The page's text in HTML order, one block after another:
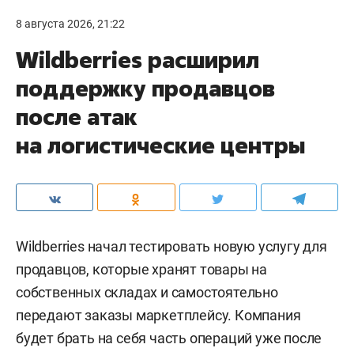
8 августа 2026, 21:22
Wildberries расширил
поддержку продавцов
после атак
на логистические центры
Wildberries начал тестировать новую услугу для
продавцов, которые хранят товары на
собственных складах и самостоятельно
передают заказы маркетплейсу. Компания
будет брать на себя часть операций уже после